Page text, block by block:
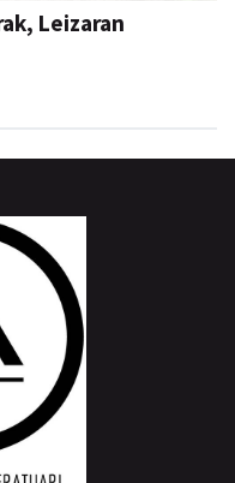
Leizaran